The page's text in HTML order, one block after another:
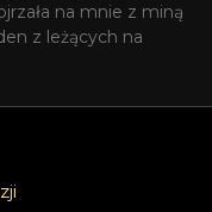
na mnie z miną
z leżących na